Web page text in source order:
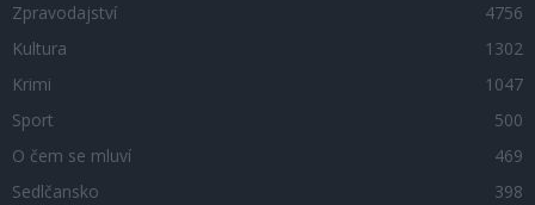
Zpravodajství
4756
Kultura
1302
Krimi
1047
Sport
500
O čem se mluví
469
Sedlčansko
398